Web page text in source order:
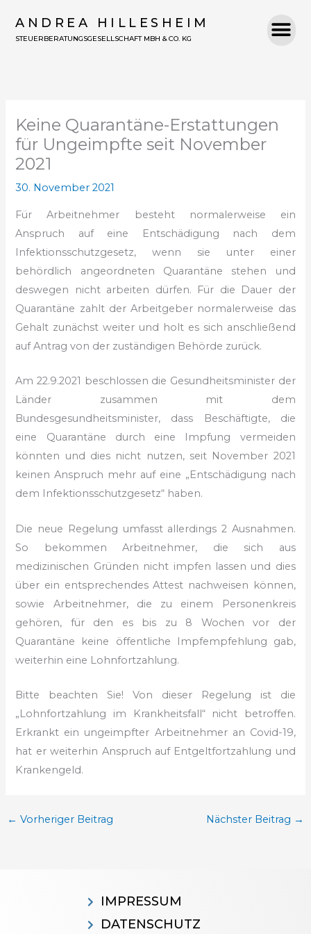
InhaltANDREA HILLESHEIM
STEUERBERATUNGSGESELLSCHAFT MBH & CO. KG
Keine Quarantäne-Erstattungen
für Ungeimpfte seit November
2021
30. November 2021
Für Arbeitnehmer besteht normalerweise ein
Anspruch auf eine Entschädigung nach dem
Infektionsschutzgesetz, wenn sie unter einer
behördlich angeordneten Quarantäne stehen und
deswegen nicht arbeiten dürfen. Für die Dauer der
Quarantäne zahlt der Arbeitgeber normalerweise das
Gehalt zunächst weiter und holt es sich anschließend
auf Antrag von der zuständigen Behörde zurück.
Am 22.9.2021 beschlossen die Gesundheitsminister der
Länder zusammen mit dem
Bundesgesundheitsminister, dass Beschäftigte, die
eine Quarantäne durch eine Impfung vermeiden
könnten und dies nicht nutzen, seit November 2021
keinen Anspruch mehr auf eine „Entschädigung nach
dem Infektionsschutzgesetz“ haben.
Die neue Regelung umfasst allerdings 2 Ausnahmen.
So bekommen Arbeitnehmer, die sich aus
medizinischen Gründen nicht impfen lassen und dies
über ein entsprechendes Attest nachweisen können,
sowie Arbeitnehmer, die zu einem Personenkreis
gehören, für den es bis zu 8 Wochen vor der
Quarantäne keine öffentliche Impfempfehlung gab,
weiterhin eine Lohnfortzahlung.
Bitte beachten Sie! Von dieser Regelung ist die
„Lohnfortzahlung im Krankheitsfall“ nicht betroffen.
Erkrankt ein ungeimpfter Arbeitnehmer an Covid-19,
hat er weiterhin Anspruch auf Entgeltfortzahlung und
Krankengeld.
← Vorheriger Beitrag Nächster Beitrag →
IMPRESSUM
DATENSCHUTZ